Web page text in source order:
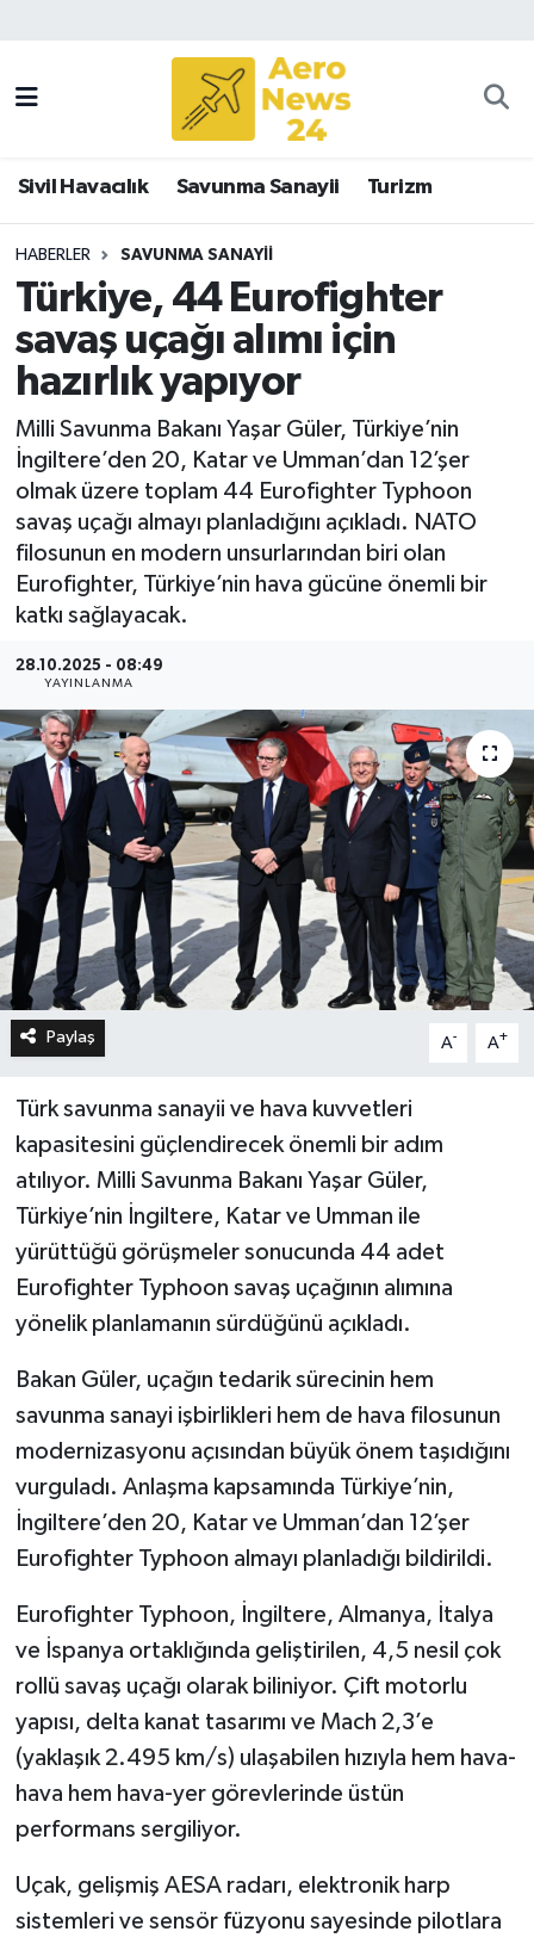
Sivil Havacılık Savunma Sanayii Turizm
HABERLER SAVUNMA SANAYII
Türkiye, 44 Eurofighter
savaş uçağı alımı için
hazırlık yapıyor
Milli Savunma Bakanı Yaşar Güler, Türkiye’nin
İngiltere’den 20, Katar ve Umman’dan 12’şer
olmak üzere toplam 44 Eurofighter Typhoon
savaş uçağı almayı planladığını açıkladı. NATO
filosunun en modern unsurlarından biri olan
Eurofighter, Türkiye’nin hava gücüne önemli bir
katkı sağlayacak.
28.10.2025 - 08:49
YAYINLANMA
Paylaş A- A+
Türk savunma sanayii ve hava kuvvetleri
kapasitesini güçlendirecek önemli bir adım
atılıyor. Milli Savunma Bakanı Yaşar Güler,
Türkiye’nin İngiltere, Katar ve Umman ile
yürüttüğü görüşmeler sonucunda 44 adet
Eurofighter Typhoon savaş uçağının alımına
yönelik planlamanın sürdüğünü açıkladı.
Bakan Güler, uçağın tedarik sürecinin hem
savunma sanayi işbirlikleri hem de hava filosunun
modernizasyonu açısından büyük önem taşıdığını
vurguladı. Anlaşma kapsamında Türkiye’nin,
İngiltere’den 20, Katar ve Umman’dan 12’şer
Eurofighter Typhoon almayı planladığı bildirildi.
Eurofighter Typhoon, İngiltere, Almanya, İtalya
ve İspanya ortaklığında geliştirilen, 4,5 nesil çok
rollü savaş uçağı olarak biliniyor. Çift motorlu
yapısı, delta kanat tasarımı ve Mach 2,3’e
(yaklaşık 2.495 km/s) ulaşabilen hızıyla hem hava-
hava hem hava-yer görevlerinde üstün
performans sergiliyor.
Uçak, gelişmiş AESA radarı, elektronik harp
sistemleri ve sensör füzyonu sayesinde pilotlara